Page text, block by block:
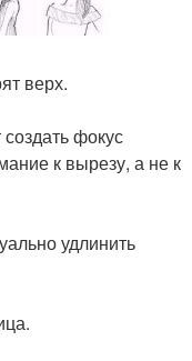
верх.
фокус
к вырезу, а не к
удлинить